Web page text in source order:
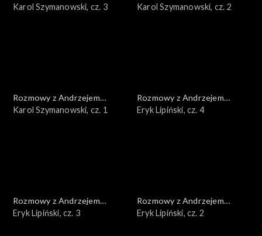
Doboszem
Karol Szymanowski, cz. 3
Doboszem
Karol Szymanowski, cz. 2
Rozmowy z Andrzejem
Doboszem
Karol Szymanowski, cz. 1
Rozmowy z Andrzejem
Doboszem
Eryk Lipiński, cz. 4
Rozmowy z Andrzejem
Doboszem
Eryk Lipiński, cz. 3
Rozmowy z Andrzejem
Doboszem
Eryk Lipiński, cz. 2